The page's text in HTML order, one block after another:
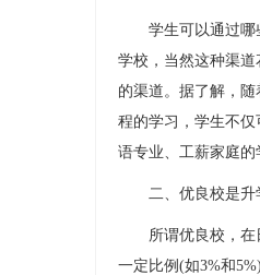
学生可以通过哪些
学校，当然这种渠
的渠道。据了解，
程的学习，学生不
语专业、工薪家庭的
二、优良校是升
所谓优良校，在日
一定比例(如3%和